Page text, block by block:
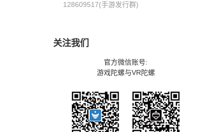
128609517(手游发行群)
关注我们
官方微信账号:
游戏陀螺与VR陀螺